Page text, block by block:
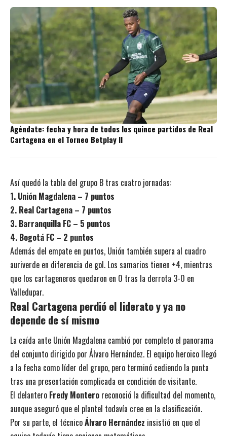
Agéndate: fecha y hora de todos los quince partidos de Real
Cartagena en el Torneo Betplay II
Así quedó la tabla del grupo B tras cuatro jornadas:
1. Unión Magdalena – 7 puntos
2. Real Cartagena – 7 puntos
3. Barranquilla FC – 5 puntos
4. Bogotá FC – 2 puntos
Además del empate en puntos, Unión también supera al cuadro
auriverde en diferencia de gol. Los samarios tienen +4, mientras
que los cartageneros quedaron en 0 tras la derrota 3-0 en
Valledupar.
Real Cartagena perdió el liderato y ya no
depende de sí mismo
La caída ante Unión Magdalena cambió por completo el panorama
del conjunto dirigido por Álvaro Hernández. El equipo heroico llegó
a la fecha como líder del grupo, pero terminó cediendo la punta
tras una presentación complicada en condición de visitante.
El delantero Fredy Montero reconoció la dificultad del momento,
aunque aseguró que el plantel todavía cree en la clasificación.
Por su parte, el técnicoÁlvaro Hernández insistió en que el